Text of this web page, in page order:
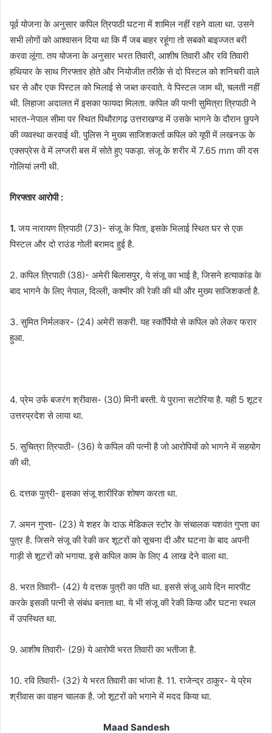
पूर्व योजना के अनुसार कपिल त्रिपाठी घटना में शामिल नहीं रहने वाला था. उसने
सभी लोगों को आश्वासन दिया था कि मैं जब बाहर रहूंगा तो सबको बाइज्जत बरी
करवा लूंगा. तय योजना के अनुसार भरत तिवारी, आशीष तिवारी और रवि तिवारी
हथियार के साथ गिरफ्तार होते और नियोजीत तरीके से दो पिस्टल को शनिचरी वाले
घर से और एक पिस्टल को भिलाई से जब्त करवाते. ये पिस्टल जाम थी, चलती नहीं
थी. लिहाजा अदालत में इसका फायदा मिलता. कपिल की पत्नी सुमित्रा त्रिपाठी ने
भारत-नेपाल सीमा पर स्थित पिथौरागढ़ उत्तराखण्ड में उसके भागने के दौरान छुपने
की व्यवस्था करवाई थी. पुलिस ने मुख्य साजिशकर्ता कपिल को यूपी में लखनऊ के
एक्सप्रेस वे में लग्जरी बस में सोते हुए पकड़ा. संजू के शरीर में 7.65 mm की दस
गोलियां लगी थी.
गिरफ्तार आरोपी :
1.जय नारायण त्रिपाठी (73)- संजू के पिता, इसके भिलाई स्थित घर से एक
पिस्टल और दो राउंड गोली बरामद हुई है.
2. कपिल त्रिपाठी (38)- अमेरी बिलासपुर, ये संजू का भाई है, जिसने हत्याकांड के
बाद भागने के लिए नेपाल, दिल्ली, कश्मीर की रेकी की थी और मुख्य साजिशकर्ता है.
3. सुमित निर्मलकर- (24) अमेरी सकरी. यह स्कॉर्पियो से कपिल को लेकर फरार
हुआ.
4. प्रेम उर्फ बजरंग श्रीवास- (30) मिनी बस्ती. ये पुराना सटोरिया है. यही 5 शूटर
उत्तरप्रदेश से लाया था.
5. सुचित्रा त्रिपाठी- (36) ये कपिल की पत्नी है जो आरोपियों को भागने में सहयोग
की थी.
6. दत्तक पुत्री- इसका संजू शारीरिक शोषण करता था.
7. अमन गुप्ता- (23) ये शहर के दाऊ मेडिकल स्टोर के संचालक यशवंत गुप्ता का
पुत्र है. जिसने संजू की रेकी कर शूटरों को सूचना दी और घटना के बाद अपनी
गाड़ी से शूटरों को भगाया. इसे कपिल काम के लिए 4 लाख देने वाला था.
8. भरत तिवारी- (42) ये दत्तक पुत्री का पति था. इससे संजू आये दिन मारपीट
करके इसकी पत्नी से संबंध बनाता था. ये भी संजू की रेकी किया और घटना स्थल
में उपस्थित था.
9. आशीष तिवारी- (29) ये आरोपी भरत तिवारी का भतीजा है.
10. रवि तिवारी- (32) ये भरत तिवारी का भांजा है. 11. राजेन्द्र ठाकुर- ये प्रेम
श्रीवास का वाहन चालक है. जो शूटरों को भगाने में मदद किया था.
Maad Sandesh